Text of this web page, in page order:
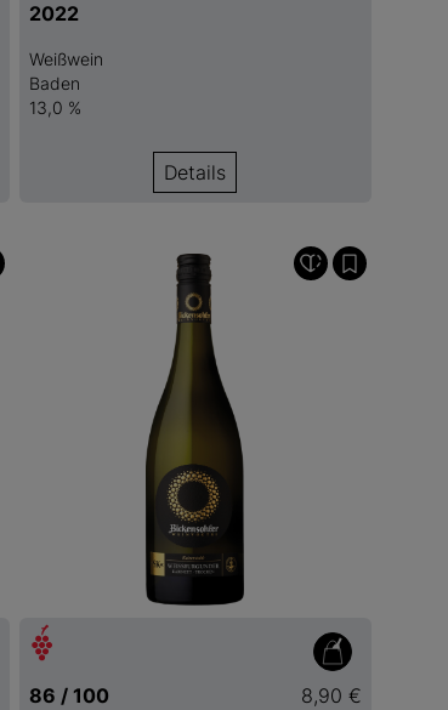
2022
Weißwein
Baden
13,0 %
Details
86 / 100
8,90 €